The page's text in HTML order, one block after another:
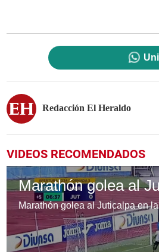
Redacción El Heraldo
VIDEOS RECOMENDADOS
Marathón golea al Juticalpa en